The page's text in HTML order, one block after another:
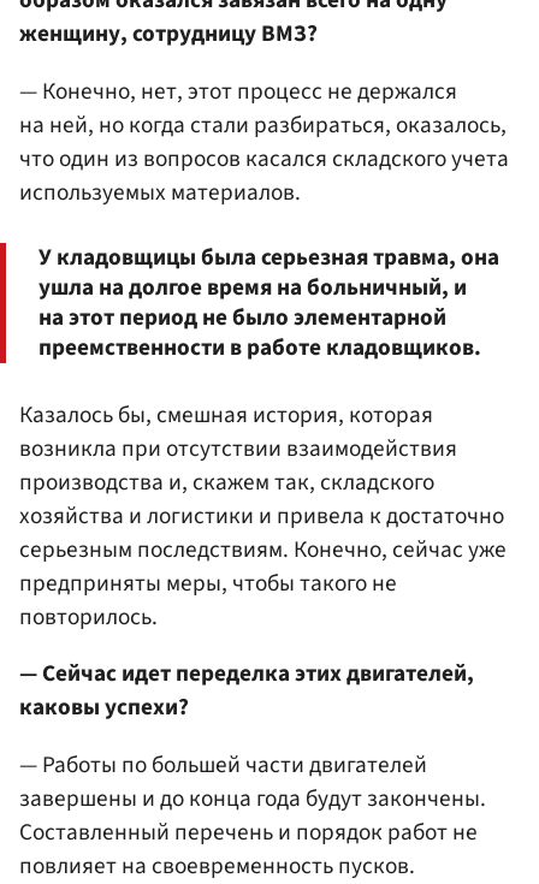
женщину, сотрудницу ВМЗ?
— Конечно, нет, этот процесс не держался
на ней, но когда стали разбираться, оказалось,
что один из вопросов касался складского учета
используемых материалов.
У кладовщицы была серьезная травма, она
ушла на долгое время на больничный, и
на этот период не было элементарной
преемственности в работе кладовщиков.
Казалось бы, смешная история, которая
возникла при отсутствии взаимодействия
производства и, скажем так, складского
хозяйства и логистики и привела к достаточно
серьезным последствиям. Конечно, сейчас уже
предприняты меры, чтобы такого не
повторилось.
— Сейчас идет переделка этих двигателей,
каковы успехи?
— Работы по большей части двигателей
завершены и до конца года будут закончены.
Составленный перечень и порядок работ не
повлияет на своевременность пусков.